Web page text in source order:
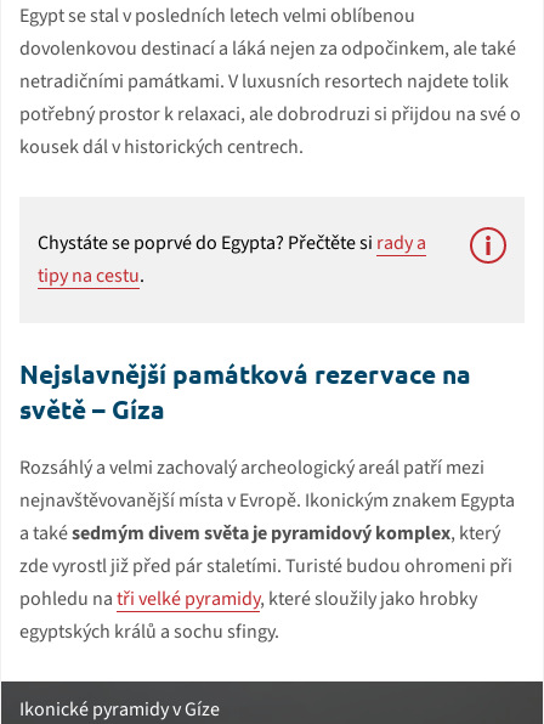
Egypt se stal v posledních letech velmi oblíbenou
dovolenkovou destinací a láká nejen za odpočinkem, ale také
netradičními památkami. V luxusních resortech najdete tolik
potřebný prostor k relaxaci, ale dobrodruzi si přijdou na své o
kousek dál v historických centrech.
Chystáte se poprvé do Egypta? Přečtěte si rady a
tipy na cestu.
Nejslavnější památková rezervace na
světě – Gíza
Rozsáhlý a velmi zachovalý archeologický areál patří mezi
nejnavštěvovanější místa v Evropě. Ikonickým znakem Egypta
a takésedmým divem světa je pyramidový komplex, který
zde vyrostl již před pár staletími. Turisté budou ohromeni při
pohledu natři velké pyramidy, které sloužily jako hrobky
egyptských králů a sochu sfingy.
Ikonické pyramidy v Gíze